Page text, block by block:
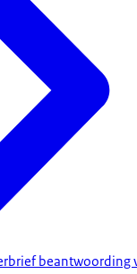
beantwoording